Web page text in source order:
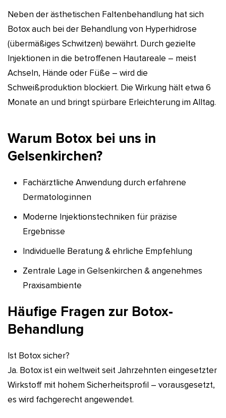
Neben der ästhetischen Faltenbehandlung hat sich
Botox auch bei der Behandlung von Hyperhidrose
(übermäßiges Schwitzen) bewährt. Durch gezielte
Injektionen in die betroffenen Hautareale – meist
Achseln, Hände oder Füße – wird die
Schweißproduktion blockiert. Die Wirkung hält etwa 6
Monate an und bringt spürbare Erleichterung im Alltag.
Warum Botox bei uns in
Gelsenkirchen?
Fachärztliche Anwendung durch erfahrene
Dermatolog:innen
Moderne Injektionstechniken für präzise
Ergebnisse
Individuelle Beratung & ehrliche Empfehlung
Zentrale Lage in Gelsenkirchen & angenehmes
Praxisambiente
Häufige Fragen zur Botox-
Behandlung
Ist Botox sicher?
Ja. Botox ist ein weltweit seit Jahrzehnten eingesetzter
Wirkstoff mit hohem Sicherheitsprofil – vorausgesetzt,
es wird fachgerecht angewendet.